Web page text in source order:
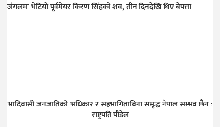
जंगलमा भेटियो पूर्वमेयर किरण सिंहको शव, तीन दिनदेखि थिए बेपत्ता
आदिवासी जनजातिको अधिकार र सहभागिताबिना समृद्ध नेपाल सम्भव छैन :
राष्ट्रपति पौडेल